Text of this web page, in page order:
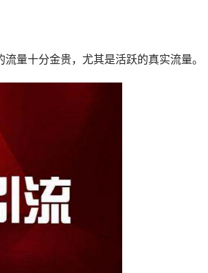
量十分金贵，尤其是活跃的真实流量。